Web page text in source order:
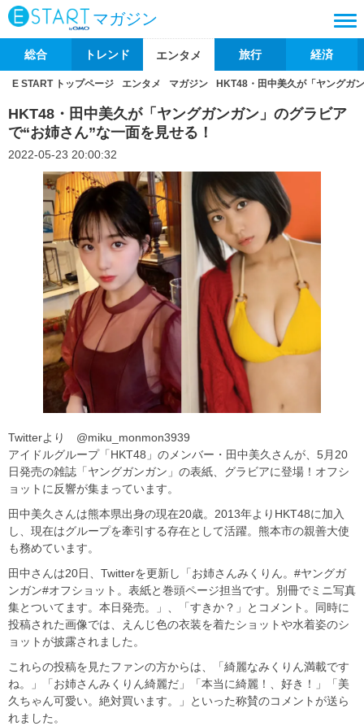
マガジン
総合 トレンド エンタメ 旅行 経済
E START トップページ エンタメ マガジン HKT48・田中美久が「ヤングガ
HKT48・田中美久が「ヤングガンガン」のグラビア
で“お姉さん”な一面を見せる！
2022-05-23 20:00:32
Twitterより @miku_monmon3939
アイドルグループ「HKT48」のメンバー・田中美久さんが、5月20
日発売の雑誌「ヤングガンガン」の表紙、グラビアに登場！オフシ
ョットに反響が集まっています。
田中美久さんは熊本県出身の現在20歳。2013年よりHKT48に加入
し、現在はグループを牽引する存在として活躍。熊本市の親善大使
も務めています。
田中さんは20日、Twitterを更新し「お姉さんみくりん。#ヤングガ
ンガン#オフショット。表紙と巻頭ページ担当です。別冊でミニ写真
集とついてます。本日発売。」、「すきか？」とコメント。同時に
投稿された画像では、えんじ色の衣装を着たショットや水着姿のシ
ョットが披露されました。
これらの投稿を見たファンの方からは、「綺麗なみくりん満載です
ね。」「お姉さんみくりん綺麗だ」「本当に綺麗！、好き！」「美
久ちゃん可愛い。絶対買います。」といった称賛のコメントが送ら
れました。